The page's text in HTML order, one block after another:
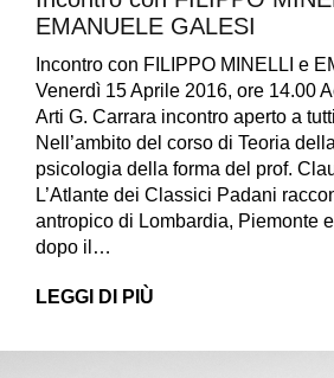
EMANUELE GALESI
Incontro con FILIPPO MINELLI e
Venerdì 15 Aprile 2016, ore 14.00
Arti G. Carrara incontro aperto a
Nell’ambito del corso di Teoria
psicologia della forma del prof.
L’Atlante dei Classici Padani
antropico di Lombardia, Piemonte
dopo il…
LEGGI DI PIÙ